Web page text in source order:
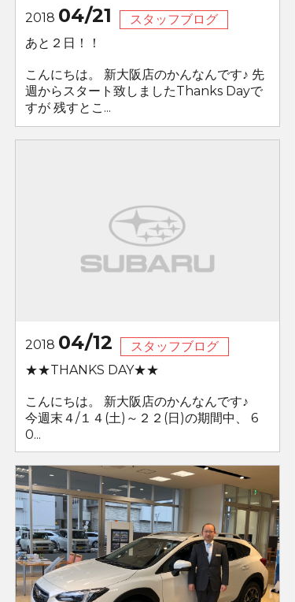
2018 04/21
スタッフブログ
あと２日！！
こんにちは。 新大阪店のかんなんです♪ 先
週からスタート致しましたThanks Dayで
すが 残すとこ...
2018 04/12
スタッフブログ
★★THANKS DAY★★
こんにちは。 新大阪店のかんなんです♪
今週末４/１４(土)～２２(日)の期間中、 6
0...